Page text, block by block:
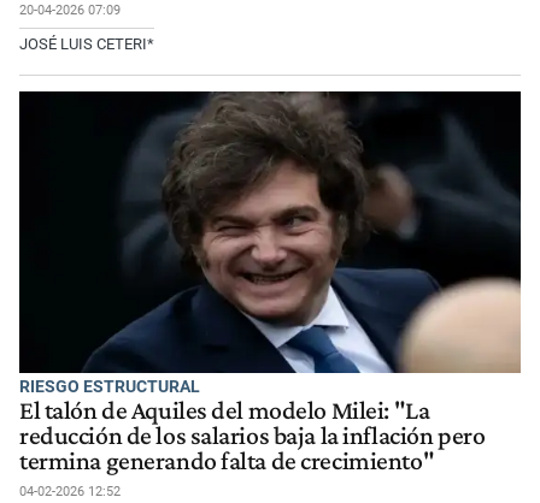
20-04-2026 07:09
JOSÉ LUIS CETERI*
RIESGO ESTRUCTURAL
El talón de Aquiles del modelo Milei: "La
reducción de los salarios baja la inflación pero
termina generando falta de crecimiento"
04-02-2026 12:52